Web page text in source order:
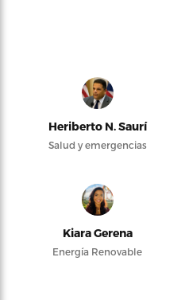
Heriberto N. Saurí
Salud y emergencias
Kiara Gerena
Energía Renovable